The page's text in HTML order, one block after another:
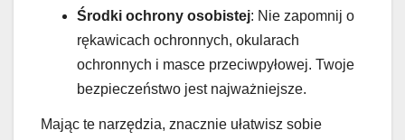
Środki ochrony osobistej: Nie zapomnij o
rękawicach ochronnych, okularach
ochronnych i masce przeciwpyłowej. Twoje
bezpieczeństwo jest najważniejsze.
Mając te narzędzia, znacznie ułatwisz sobie